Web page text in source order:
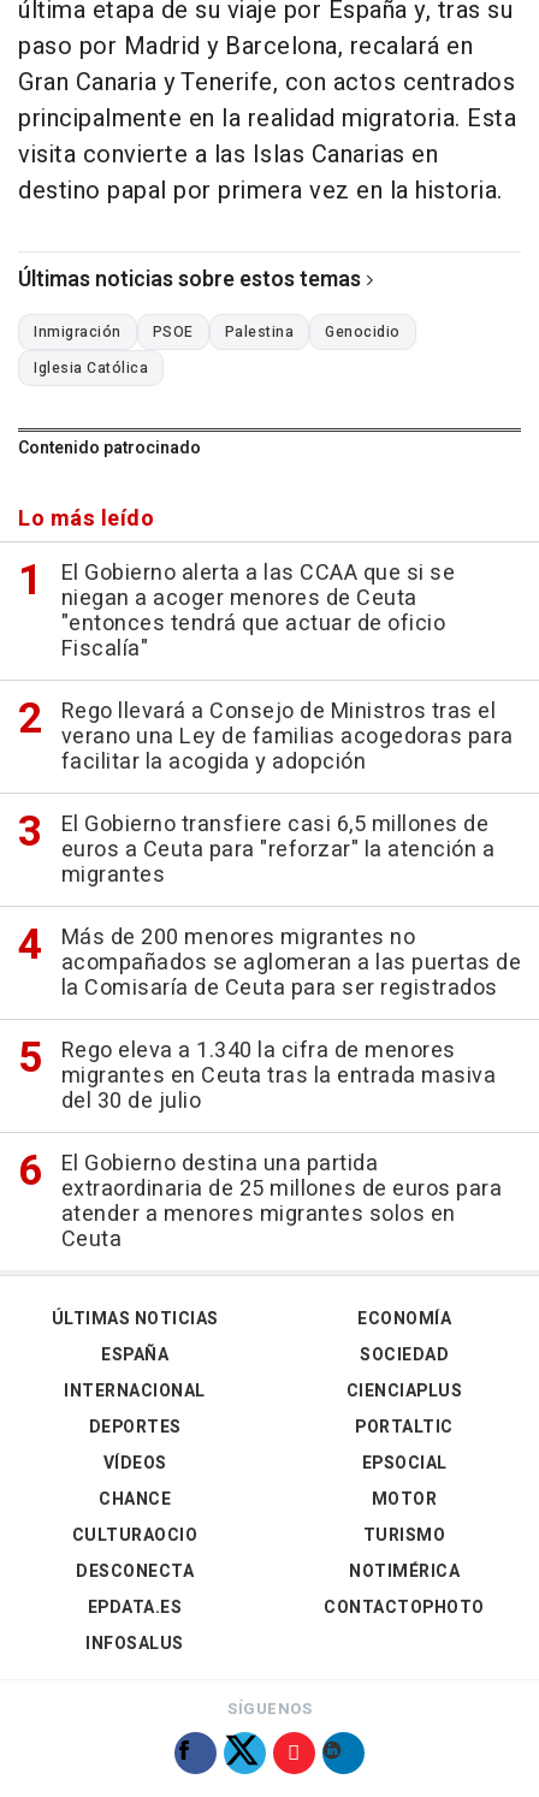
última etapa de su viaje por España y, tras su
paso por Madrid y Barcelona, recalará en
Gran Canaria y Tenerife, con actos centrados
principalmente en la realidad migratoria. Esta
visita convierte a las Islas Canarias en
destino papal por primera vez en la historia.
Últimas noticias sobre estos temas
Inmigración PSOE Palestina
Genocidio
Iglesia Católica
Contenido patrocinado
Lo más leído
El Gobierno alerta a las CCAA que si se
niegan a acoger menores de Ceuta
"entonces tendrá que actuar de oficio
Fiscalía"
Rego llevará a Consejo de Ministros tras el
verano una Ley de familias acogedoras para
facilitar la acogida y adopción
El Gobierno transfiere casi 6,5 millones de
euros a Ceuta para "reforzar" la atención a
migrantes
Más de 200 menores migrantes no
acompañados se aglomeran a las puertas de
la Comisaría de Ceuta para ser registrados
Rego eleva a 1.340 la cifra de menores
migrantes en Ceuta tras la entrada masiva
del 30 de julio
El Gobierno destina una partida
extraordinaria de 25 millones de euros para
atender a menores migrantes solos en
Ceuta
ÚLTIMAS NOTICIAS
ESPAÑA
INTERNACIONAL
DEPORTES
VÍDEOS
ECONOMÍA
SOCIEDAD
CIENCIAPLUS
PORTALTIC
EPSOCIAL
CHANCE
CULTURAOCIO
DESCONECTA
EPDATA.ES
INFOSALUS
MOTOR
TURISMO
NOTIMÉRICA
CONTACTOPHOTO
SÍGUENOS